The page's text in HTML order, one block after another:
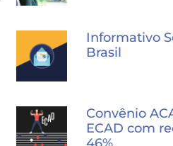
Informativo
Brasil
Convênio
ECAD com